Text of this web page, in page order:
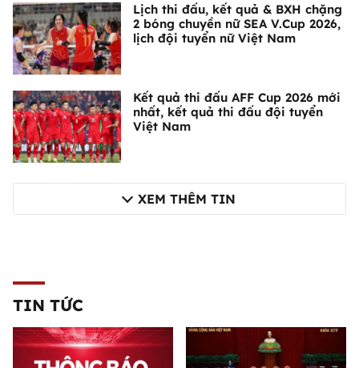
Lịch thi đấu, kết quả & BXH chặng
2 bóng chuyền nữ SEA V.Cup 2026,
lịch đội tuyển nữ Việt Nam
Kết quả thi đấu AFF Cup 2026 mới
nhất, kết quả thi đấu đội tuyển
Việt Nam
XEM THÊM TIN
TIN TỨC